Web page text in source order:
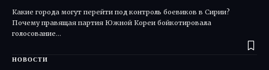
Какие города могут перейти под контроль боевиков в Сирии?
Почему правящая партия Южной Кореи бойкотировала
голосование…
НОВОСТИ